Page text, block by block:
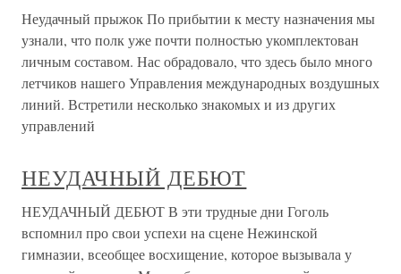
Неудачный прыжок По прибытии к месту назначения мы
узнали, что полк уже почти полностью укомплектован
личным составом. Нас обрадовало, что здесь было много
летчиков нашего Управления международных воздушных
линий. Встретили несколько знакомых и из других
управлений
НЕУДАЧНЫЙ ДЕБЮТ
НЕУДАЧНЫЙ ДЕБЮТ В эти трудные дни Гоголь
вспомнил про свои успехи на сцене Нежинской
гимназии, всеобщее восхищение, которое вызывала у